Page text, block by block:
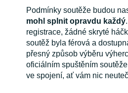
Podmínky soutěže budou
mohl splnit opravdu každý
registrace, žádné skryté
soutěž byla férová a
přesný způsob výběru
oficiálním spuštěním
ve spojení, ať vám nic